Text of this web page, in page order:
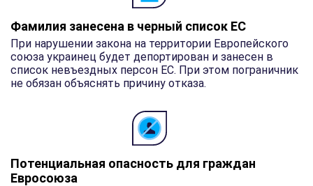
Фамилия занесена в черный список ЕС
При нарушении закона на территории Европейского
союза украинец будет депортирован и занесен в
список невъездных персон ЕС. При этом пограничник
не обязан объяснять причину отказа.
Потенциальная опасность для граждан
Евросоюза